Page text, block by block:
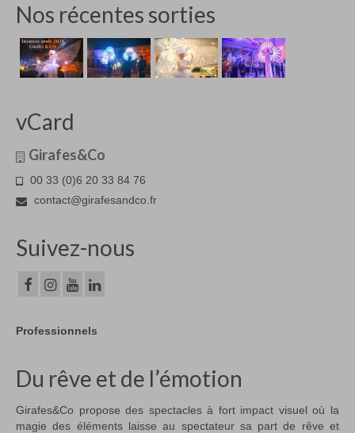
Nos récentes sorties
vCard
Girafes&Co
00 33 (0)6 20 33 84 76
contact@girafesandco.fr
Suivez-nous
Professionnels
Du rêve et de l’émotion
Girafes&Co propose des spectacles à fort impact visuel où la
magie des éléments laisse au spectateur sa part de rêve et